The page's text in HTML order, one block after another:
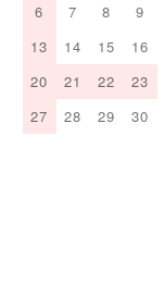
6
7 8 9
13
14 15 16
20
21 22 23
27
28 29 30